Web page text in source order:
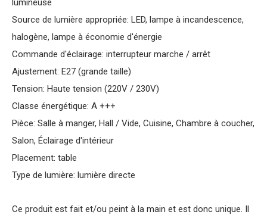
lumineuse
Source de lumière appropriée: LED, lampe à incandescence,
halogène, lampe à économie d'énergie
Commande d'éclairage: interrupteur marche / arrêt
Ajustement: E27 (grande taille)
Tension: Haute tension (220V / 230V)
Classe énergétique: A +++
Pièce: Salle à manger, Hall / Vide, Cuisine, Chambre à coucher,
Salon, Éclairage d'intérieur
Placement: table
Type de lumière: lumière directe
Ce produit est fait et/ou peint à la main et est donc unique. Il